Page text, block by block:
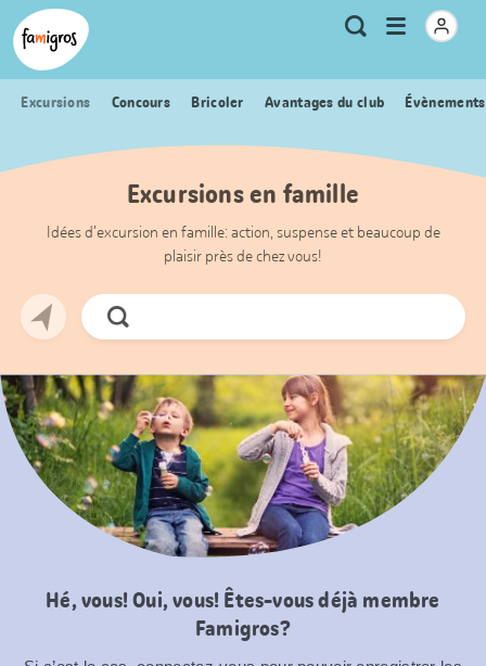
Signets
de
navigation
Header
Logo Métanavigation
RechercheOuvrir
Excursions Concours Bricoler Avantages du club
Excursions en famille
Idées d’excursion en famille: action, suspense et beaucoup de
plaisir près de chez vous!
Chercher
Hé, vous! Oui, vous! Êtes-vous déjà membre
Famigros?